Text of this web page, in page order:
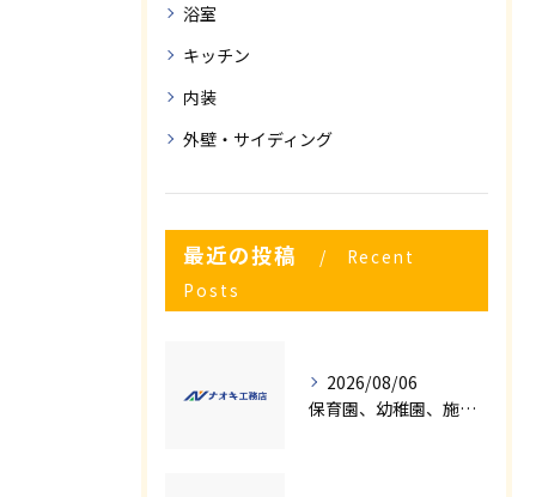
浴室
キッチン
内装
外壁・サイディング
最近の投稿
Recent
Posts
2026/08/06
保育園、幼稚園、施設様！！内装リフォームでお悩み事はございませんか？